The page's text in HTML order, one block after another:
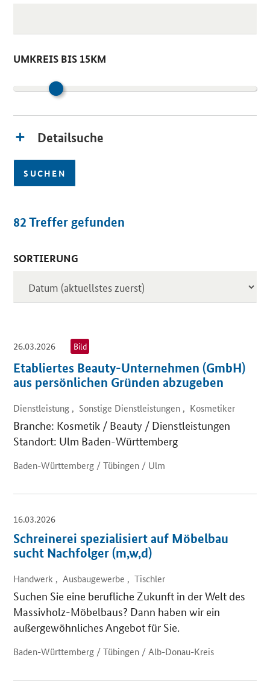
UMKREIS BIS 15KM
Detailsuche
SUCHEN
82Treffer gefunden
SORTIERUNG
26.03.2026
Bild
Etabliertes Beauty-Unternehmen (GmbH)
aus persönlichen Gründen abzugeben
Dienstleistung , Sonstige Dienstleistungen , Kosmetiker
Branche: Kosmetik / Beauty / Dienstleistungen
Standort: Ulm Baden-Württemberg
Baden-Württemberg / Tübingen / Ulm
16.03.2026
Schreinerei spezialisiert auf Möbelbau
sucht Nachfolger (m,w,d)
Handwerk , Ausbaugewerbe , Tischler
Suchen Sie eine berufliche Zukunft in der Welt des
Massivholz-Möbelbaus? Dann haben wir ein
außergewöhnliches Angebot für Sie.
Baden-Württemberg / Tübingen / Alb-Donau-Kreis